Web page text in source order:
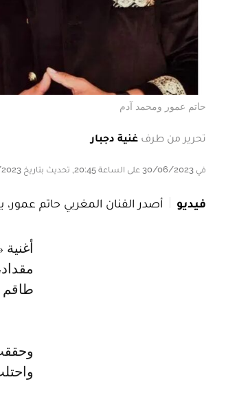
حاتم عمور ومحمد آدم
تحرير من طرف غنية دجبار
في 30/06/2023 على الساعة 20:45, تحديث بتاريخ 30/06/2023 على الساعة 20:45
فيديو أصدر الفنان المغربي حاتم عمور، يوم الخميس 29 يونيو 2023، أغنية ديو مع
أغنية «وا با»، تتميز بإيقاعات شعبية شبابية، ألحان محمد نصري، كلمات أيوب
طاقم
واحتلت الرتبة